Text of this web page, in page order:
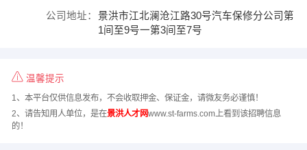
公司地址：
景洪市江北澜沧江路30号汽车保修分公司第
1间至9号一第3间至7号
温馨提示
1、本平台仅供信息发布，不会收取押金、保证金，请微友务必谨慎！
2、请告知用人单位，是在景洪人才网www.st-farms.com上看到该招聘信息
的！